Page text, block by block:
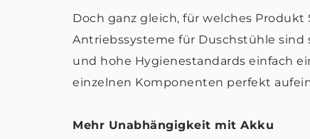
Doch ganz gleich, für welches Produkt
Antriebssysteme für Duschstühle sind
und hohe Hygienestandards einfach
einzelnen Komponenten perfekt
Mehr Unabhängigkeit mit Akku